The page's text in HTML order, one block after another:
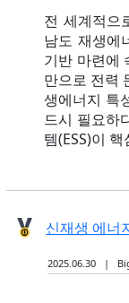
전 세계적으
남도 재생에
기반 마련에
만으로 전력
생에너지 특
드시 필요하
템(ESS)이 핵
신재생 에너
2025.06.30 |